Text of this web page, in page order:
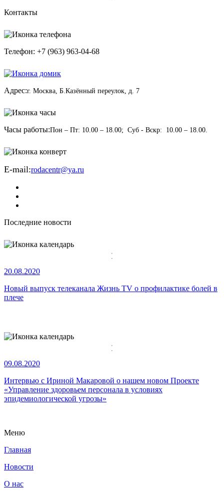
Контакты
Телефон: +7 (963) 963-04-68
Адрес:г. Москва, Б.Казённый переулок, д. 7
Часы работы:Пон – Пт: 10.00 – 18.00; Суб - Вскр: 10.00 – 18.00.
E-mail:rodacentr@ya.ru
Последние новости
20.08.2020
Новый выпуск телеканала Жизнь TV о профилактике болей в
плече
09.08.2020
Интервью с Ириной Макаровой о нашем новом Проекте
«Управление здоровьем персонала в условиях
эпидемиологической угрозы»
Меню
Главная
Новости
О нас